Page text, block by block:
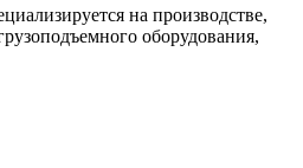
на производстве,
оборудования,